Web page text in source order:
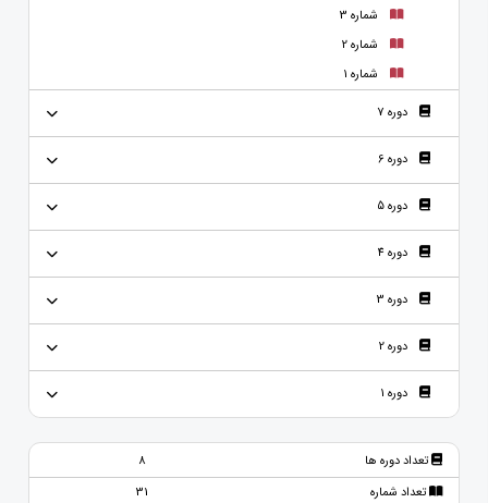
شماره 3
شماره 2
شماره 1
دوره 7
دوره 6
دوره 5
دوره 4
دوره 3
دوره 2
دوره 1
تعداد دوره ها
8
تعداد شماره
31